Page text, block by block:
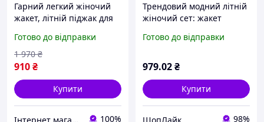
Гарний легкий жіночий
жакет, літній піджак для
Готово до відправки
910₴
1 970 ₴
Купити
Інтернет магазин "Nika Star" 100%
Трендовий модний літній
жіночий сет: жакет
шорти, молочний, 42-44
Готово до відправки
979.02₴
Купити
ШопЛайк 98%